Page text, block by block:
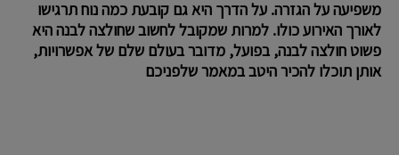
משפיעה על הגזרה. על הדרך היא גם קובעת כמה נוח תרגישו
לאורך האירוע כולו. למרות שמקובל לחשוב שחולצה לבנה היא
פשוט חולצה לבנה, בפועל, מדובר בעולם שלם של אפשרויות,
אותן תוכלו להכיר היטב במאמר שלפניכם